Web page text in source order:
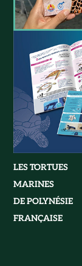
LES TORTUES
MARINES
DE POLYNÉSIE
FRANÇAISE